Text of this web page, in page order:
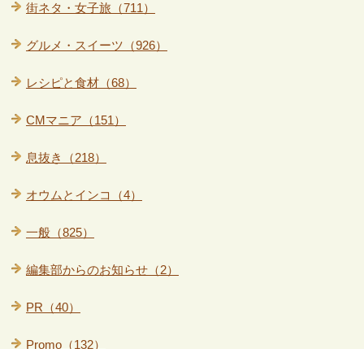
街ネタ・女子旅（711）
グルメ・スイーツ（926）
レシピと食材（68）
CMマニア（151）
息抜き（218）
オウムとインコ（4）
一般（825）
編集部からのお知らせ（2）
PR（40）
Promo（132）